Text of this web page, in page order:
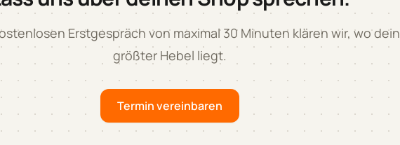
Erstgespräch von maximal 30 Minuten klären wir, wo dein
größter Hebel liegt.
Termin vereinbaren